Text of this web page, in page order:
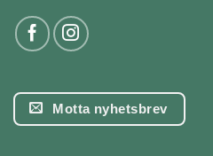
Motta nyhetsbrev